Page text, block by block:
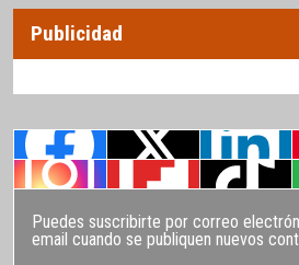
Publicidad
Puedes suscribirte por correo
email cuando se publiquen nuevos